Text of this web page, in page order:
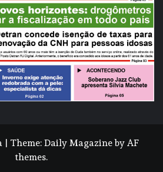
| Theme: Daily Magazineby AF
themes.